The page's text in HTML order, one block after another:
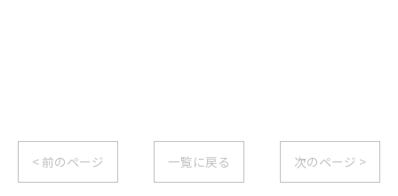
< 前のページ 一覧に戻る 次のページ >